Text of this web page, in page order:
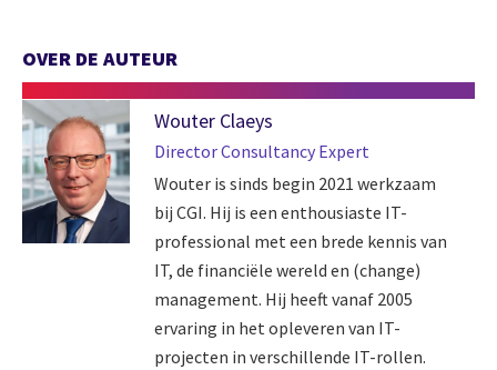
OVER DE AUTEUR
Wouter Claeys
Director Consultancy Expert
Wouter is sinds begin 2021 werkzaam
bij CGI. Hij is een enthousiaste IT-
professional met een brede kennis van
IT, de financiële wereld en (change)
management. Hij heeft vanaf 2005
ervaring in het opleveren van IT-
projecten in verschillende IT-rollen.